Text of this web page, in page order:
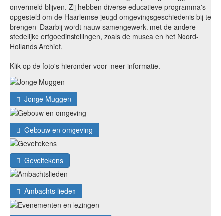
onvermeld blijven. Zij hebben diverse educatieve programma's
opgesteld om de Haarlemse jeugd omgevingsgeschiedenis bij te
brengen. Daarbij wordt nauw samengewerkt met de andere
stedelijke erfgoedinstellingen, zoals de musea en het Noord-
Hollands Archief.
Klik op de foto's hieronder voor meer informatie.
Jonge Muggen
Gebouw en omgeving
Geveltekens
Ambachts lieden